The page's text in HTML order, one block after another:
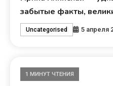
забытые факты,
Uncategorised 5 апреля
1 МИНУТ ЧТЕНИЯ